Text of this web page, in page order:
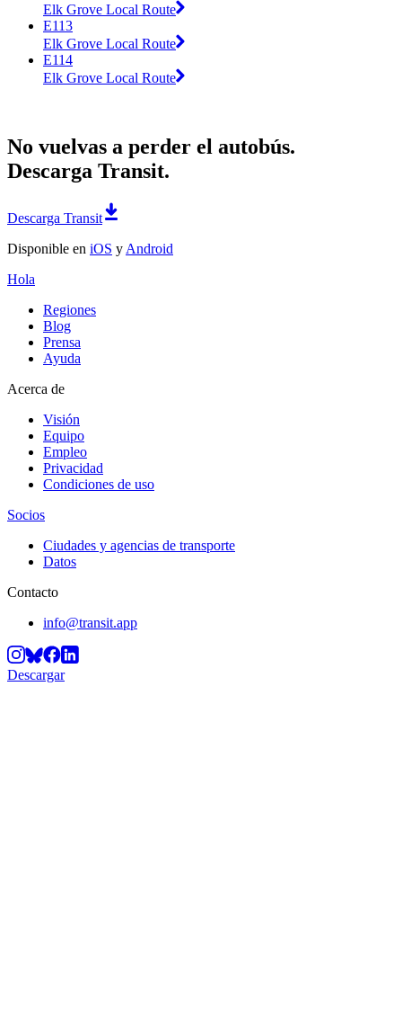
Elk Grove Local Route
E113
Elk Grove Local Route
E114
Elk Grove Local Route
No vuelvas a perder el autobús.
Descarga Transit.
Descarga Transit
Disponible en iOS y Android
Hola
Regiones
Blog
Prensa
Ayuda
Acerca de
Visión
Equipo
Empleo
Privacidad
Condiciones de uso
Socios
Ciudades y agencias de transporte
Datos
Contacto
info@transit.app
Descargar